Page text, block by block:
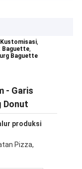
Kustomisasi,
Baguette,
Baguette
- Garis
Donut
produksi
Pizza,